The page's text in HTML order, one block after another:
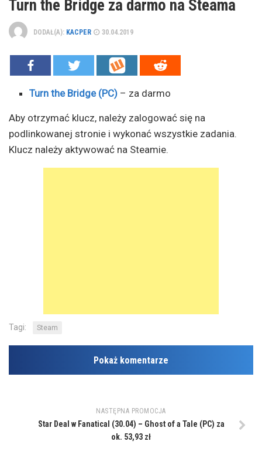
Turn the Bridge za darmo na Steama
DODAŁ(A): KACPER 30.04.2019
Turn the Bridge (PC) – za darmo
Aby otrzymać klucz, należy zalogować się na
podlinkowanej stronie i wykonać wszystkie zadania.
Klucz należy aktywować na Steamie.
Tagi: Steam
Pokaż komentarze
NASTĘPNA PROMOCJA
Star Deal w Fanatical (30.04) – Ghost of a Tale (PC) za
ok. 53,93 zł